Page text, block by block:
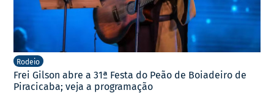
Rodeio
Frei Gilson abre a 31ª Festa do Peão de Boiadeiro de
Piracicaba; veja a programação